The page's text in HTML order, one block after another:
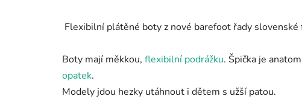
Flexibilní plátěné boty z nové barefoot řady
Boty mají měkkou, flexibilní podrážku. Špička je
opatek.
Modely jdou hezky utáhnout i dětem s užší patou.